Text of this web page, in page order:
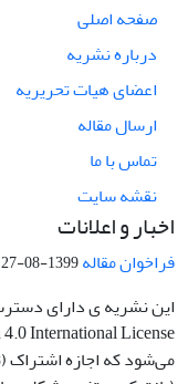
صفحه اصلی
درباره نشریه
اعضای هیات تحریریه
ارسال مقاله
تماس با ما
نقشه سایت
اخبار و اعلانات
فراخوان مقاله1399-08-27
این نشریه ی دارای
می‌شود که اجازه اشتراک